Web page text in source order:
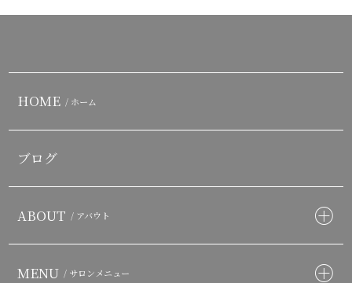
HOME / ホーム
ブログ
ABOUT / アバウト
MENU / サロンメニュー